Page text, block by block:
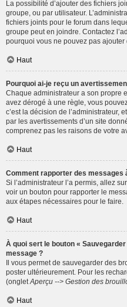
La possibilité d’ajouter des fichiers
groupe, ou par utilisateur.
fichiers joints pour le forum dans
groupe peut en joindre. Contactez
pourquoi vous ne pouvez pas ajouter
Haut
Pourquoi ai-je reçu un
Chaque administrateur a son propre
avez dérogé à une règle, vous
c’est la décision de l’administrateur,
par les avertissements d’un site
comprenez pas les raisons de votre
Haut
Comment rapporter des messages
Si l’administrateur l’a permis, allez
voir un bouton pour rapporter le
aux étapes nécessaires pour le faire.
Haut
À quoi sert le bouton «
message ?
Il vous permet de sauvegarder des
poster ultérieurement. Pour les
(onglet Aperçu --> Gestion des
Haut